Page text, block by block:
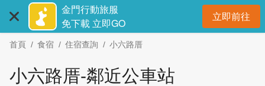
主
金門行動旅服
免下載 立即GO
立即前往開
首頁 食宿 住宿查詢 小六路厝
小六路厝-鄰近公車站